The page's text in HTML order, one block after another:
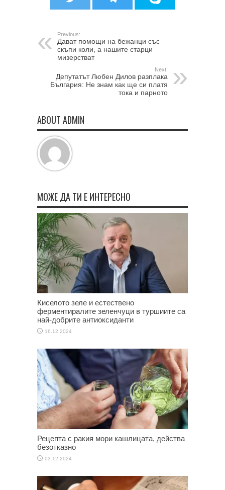
Previous:
Дават помощи на бежанци със
скъпи коли, а нашите старци
мизерстват
Next:
Депутатът Любен Дилов разплака
България: Не знам как ще си платя
тока и парното
ABOUT ADMIN
МОЖЕ ДА ТИ Е ИНТЕРЕСНО
Киселото зеле и естествено
ферментиралите зеленчуци в туршиите са
най-добрите антиоксиданти
16.12.2024
Рецепта с ракия мори кашлицата, действа
безотказно
03.12.2024